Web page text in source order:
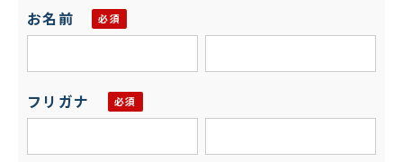
お名前
フリガナ